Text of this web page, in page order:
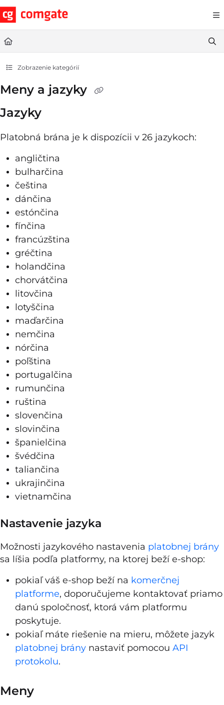
Documentation Index
Fetch the complete documentation index at: https://
Use this file to discover all available pages before exploring further.
Zobrazenie kategórií
Meny a jazyky
Jazyky
Platobná brána je k dispozícii v 26 jazykoch:
angličtina
bulharčina
čeština
dánčina
estónčina
fínčina
francúzština
gréčtina
holandčina
chorvátčina
litovčina
lotyščina
maďarčina
nemčina
nórčina
poľština
portugalčina
rumunčina
ruština
slovenčina
slovinčina
španielčina
švédčina
taliančina
ukrajinčina
vietnamčina
Nastavenie jazyka
Možnosti jazykového nastavenia platobnej brány
sa líšia podľa platformy, na ktorej beží e-shop:
pokiaľ váš e-shop beží na komerčnej
platforme, doporučujeme kontaktovať priamo
danú spoločnosť, ktorá vám platformu
poskytuje.
pokiaľ máte riešenie na mieru, môžete jazyk
platobnej brány nastaviť pomocou API
protokolu.
Meny